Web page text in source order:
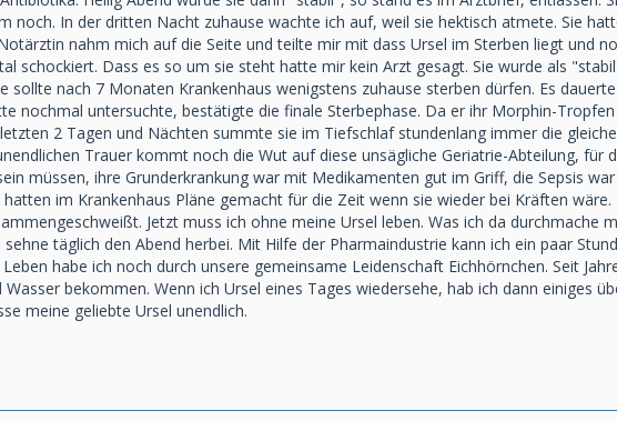
noch. In der dritten Nacht zuhause wachte ich auf, weil sie hektisch atmete. Sie
nahm mich auf die Seite und teilte mir mit dass Ursel im Sterben liegt und
schockiert. Dass es so um sie steht hatte mir kein Arzt gesagt. Sie wurde als
sollte nach 7 Monaten Krankenhaus wenigstens zuhause sterben dürfen. Es
nochmal untersuchte, bestätigte die finale Sterbephase. Da er ihr Morphin-
2 Tagen und Nächten summte sie im Tiefschlaf stundenlang immer die
Trauer kommt noch die Wut auf diese unsägliche Geriatrie-Abteilung, für
müssen, ihre Grunderkrankung war mit Medikamenten gut im Griff, die Sepsis
im Krankenhaus Pläne gemacht für die Zeit wenn sie wieder bei Kräften
Jetzt muss ich ohne meine Ursel leben. Was ich da durchmache
täglich den Abend herbei. Mit Hilfe der Pharmaindustrie kann ich ein paar
habe ich noch durch unsere gemeinsame Leidenschaft Eichhörnchen. Seit
bekommen. Wenn ich Ursel eines Tages wiedersehe, hab ich dann einiges
meine geliebte Ursel unendlich.